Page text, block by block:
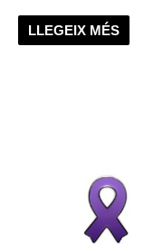
LLEGEIX MÉS